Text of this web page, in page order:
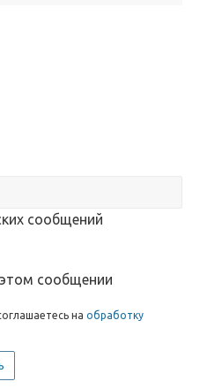
сообщении
на обработку